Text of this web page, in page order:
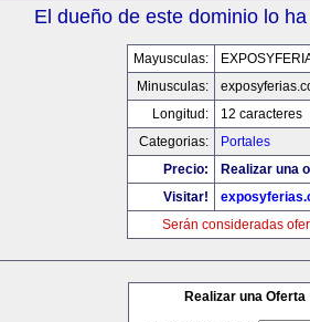
El dueño de este dominio lo
Mayusculas:
Minusculas:
Longitud:
12 caracteres
Categorias:
Portales
Precio:
Realizar una
Visitar!
Serán consideradas
Realizar una Oferta